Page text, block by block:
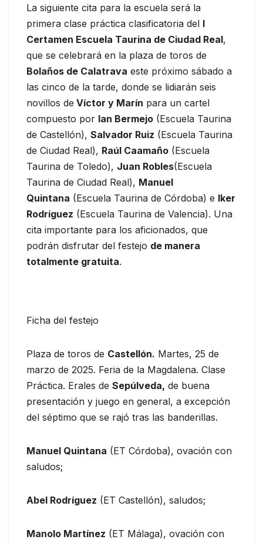
La siguiente cita para la escuela será la
primera clase práctica clasificatoria del I
Certamen Escuela Taurina de Ciudad Real,
que se celebrará en la plaza de toros de
Bolaños de Calatrava este próximo sábado a
las cinco de la tarde, donde se lidiarán seis
novillos de Víctor y Marín para un cartel
compuesto por Ian Bermejo (Escuela Taurina
de Castellón), Salvador Ruiz (Escuela Taurina
de Ciudad Real), Raúl Caamaño (Escuela
Taurina de Toledo), Juan Robles(Escuela
Taurina de Ciudad Real), Manuel
Quintana (Escuela Taurina de Córdoba) e Iker
Rodríguez (Escuela Taurina de Valencia). Una
cita importante para los aficionados, que
podrán disfrutar del festejo de manera
totalmente gratuita.
Ficha del festejo
Plaza de toros de Castellón. Martes, 25 de
marzo de 2025. Feria de la Magdalena. Clase
Práctica. Erales de Sepúlveda, de buena
presentación y juego en general, a excepción
del séptimo que se rajó tras las banderillas.
Manuel Quintana (ET Córdoba), ovación con
saludos;
Abel Rodríguez (ET Castellón), saludos;
Manolo Martínez (ET Málaga), ovación con